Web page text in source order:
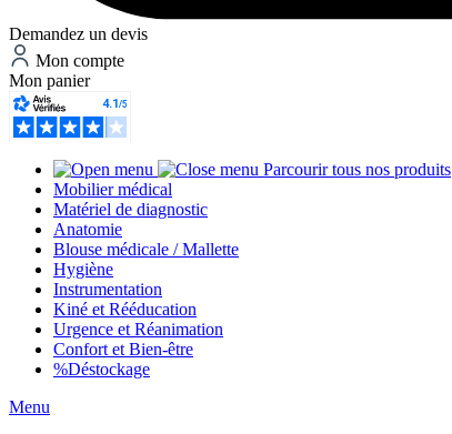
Demandez un devis
Mon compte
Mon panier
Parcourir tous nos produits
Mobilier médical
Matériel de diagnostic
Anatomie
Blouse médicale / Mallette
Hygiène
Instrumentation
Kiné et Rééducation
Urgence et Réanimation
Confort et Bien-être
%Déstockage
Menu